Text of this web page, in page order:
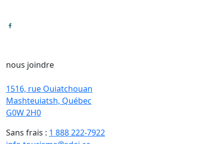
nous joindre
1516, rue Ouiatchouan
Mashteuiatsh, Québec
G0W 2H0
Sans frais : 1 888 222-7922